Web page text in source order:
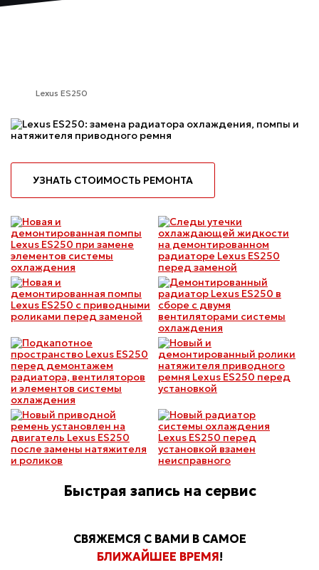
Lexus ES250
УЗНАТЬ СТОИМОСТЬ РЕМОНТА
Быстрая запись на сервис
СВЯЖЕМСЯ С ВАМИ В САМОЕ
БЛИЖАЙШЕЕ ВРЕМЯ!